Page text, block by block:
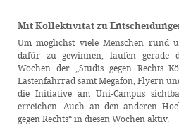
Mit Kollektivität zu
Um möglichst viele Menschen rund
dafür zu gewinnen, laufen gerade
Wochen der „Studis gegen Rechts
Lastenfahrrad samt Megafon, Flyern
die Initiative am Uni-Campus
erreichen. Auch an den anderen
gegen Rechts“ in diesen Wochen aktiv.